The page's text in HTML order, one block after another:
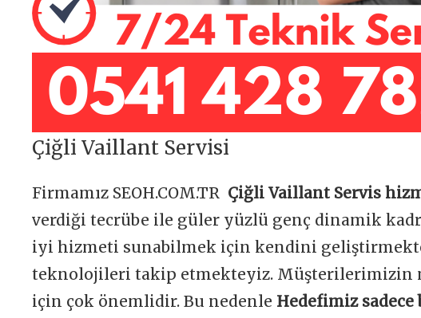
Çiğli Vaillant Servisi
Firmamız SEOH.COM.TR Çiğli Vaillant Servis
verdiği tecrübe ile güler yüzlü genç dinamik
iyi hizmeti sunabilmek için kendini
teknolojileri takip etmekteyiz. Müşterilerimizin
için çok önemlidir. Bu nedenle Hedefimiz